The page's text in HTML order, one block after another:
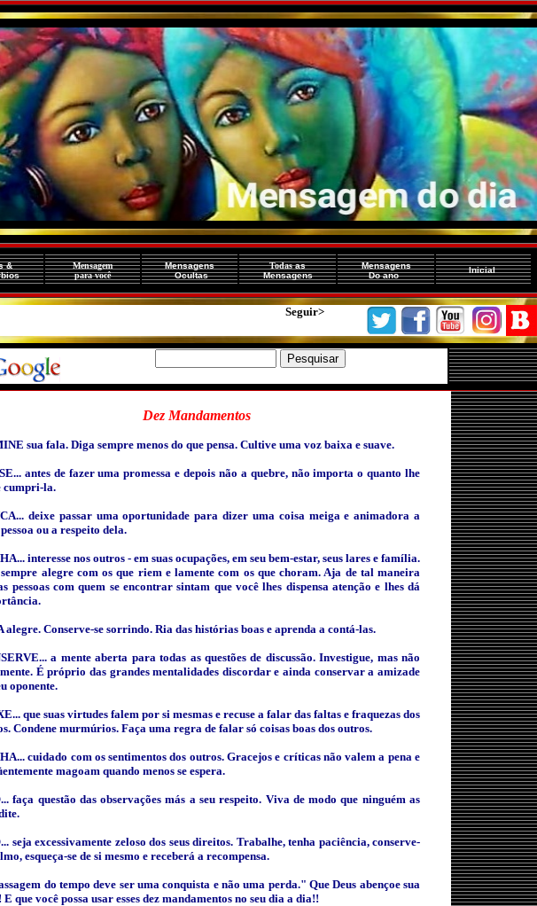
&
Mensagem
para você
Mensagens
Ocultas
Todasas
Mensagens
Mensagens
Do ano
Inicial
Seguir>
Dez Mandamentos
sua fala. Diga sempre menos do que pensa. Cultive uma voz baixa e suave.
antes de fazer uma promessa e depois não a quebre, não importa o quanto lhe
cumpri-la.
deixe passar uma oportunidade para dizer uma coisa meiga e animadora a
ou a respeito dela.
interesse nos outros - em suas ocupações, em seu bem-estar, seus lares e família.
alegre com os que riem e lamente com os que choram. Aja de tal maneira
pessoas com quem se encontrar sintam que você lhes dispensa atenção e lhes dá
alegre. Conserve-se sorrindo. Ria das histórias boas e aprenda a contá-las.
a mente aberta para todas as questões de discussão. Investigue, mas não
É próprio das grandes mentalidades discordar e ainda conservar a amizade
oponente.
que suas virtudes falem por si mesmas e recuse a falar das faltas e fraquezas dos
Condene murmúrios. Faça uma regra de falar só coisas boas dos outros.
cuidado com os sentimentos dos outros. Gracejos e críticas não valem a pena e
magoam quando menos se espera.
faça questão das observações más a seu respeito. Viva de modo que ninguém as
seja excessivamente zeloso dos seus direitos. Trabalhe, tenha paciência, conserve-
esqueça-se de si mesmo e receberá a recompensa.
do tempo deve ser uma conquista e não uma perda." Que Deus abençoe sua
que você possa usar esses dez mandamentos no seu dia a dia!!